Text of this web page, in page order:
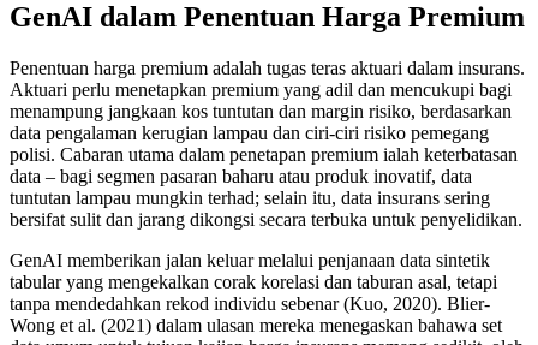
GenAI dalam Penentuan Harga Premium
Penentuan harga premium adalah tugas teras aktuari dalam insurans.
Aktuari perlu menetapkan premium yang adil dan mencukupi bagi
menampung jangkaan kos tuntutan dan margin risiko, berdasarkan
data pengalaman kerugian lampau dan ciri-ciri risiko pemegang
polisi. Cabaran utama dalam penetapan premium ialah keterbatasan
data – bagi segmen pasaran baharu atau produk inovatif, data
tuntutan lampau mungkin terhad; selain itu, data insurans sering
bersifat sulit dan jarang dikongsi secara terbuka untuk penyelidikan.
GenAI memberikan jalan keluar melalui penjanaan data sintetik
tabular yang mengekalkan corak korelasi dan taburan asal, tetapi
tanpa mendedahkan rekod individu sebenar (Kuo, 2020)​. Blier-
Wong et al. (2021) dalam ulasan mereka menegaskan bahawa set